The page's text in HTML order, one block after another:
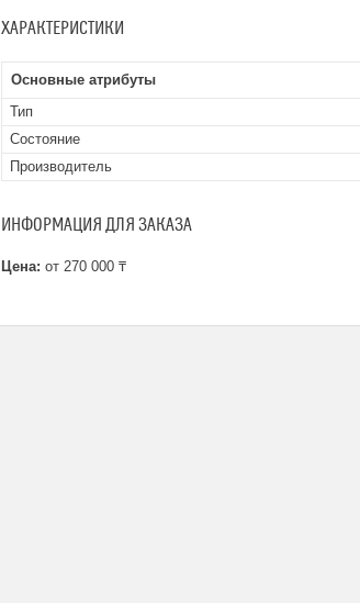
ХАРАКТЕРИСТИКИ
Основные атрибуты
Тип
Состояние
Производитель
ИНФОРМАЦИЯ ДЛЯ ЗАКАЗА
Цена: от 270 000 ₸